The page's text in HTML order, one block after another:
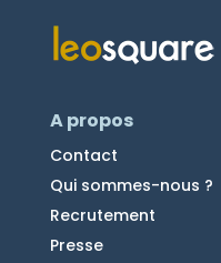
A propos
Contact
Qui sommes-nous ?
Recrutement
Presse